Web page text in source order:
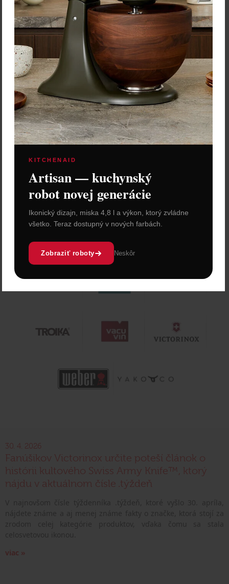
30. 4. 2026
Fanúšikov Victorinox určite poteší článok o
histórii kultového Swiss Army Knife™, ktorý
nájdu v aktuálnom čísle .týždeň
viac »
KITCHENAID
Artisan — kuchynský
robot novej generácie
Ikonický dizajn, miska 4,8 l a výkon, ktorý zvládne
všetko. Teraz dostupný v nových farbách.
Zobraziť roboty Neskôr